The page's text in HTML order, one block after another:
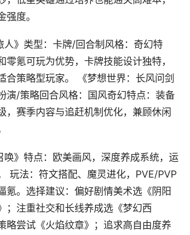
度。
人》类型：卡牌/回合制风格：奇幻特
零氪可玩为优势，卡牌技能设计独特，
合策略型玩家。 《梦想世界：长风问剑
演/策略回合风格：国风奇幻特点：装备
，赛季内容与追赶机制优化，兼顾休闲
唤》特点：欧美画风，深度养成系统，运
玩法：符文搭配、魔灵进化，PVE/PVP
氪。选择建议：偏好剧情美术选《阴阳
；注重社交和长线养成选《梦幻西
略尝试《火焰纹章》；追求高自由度养